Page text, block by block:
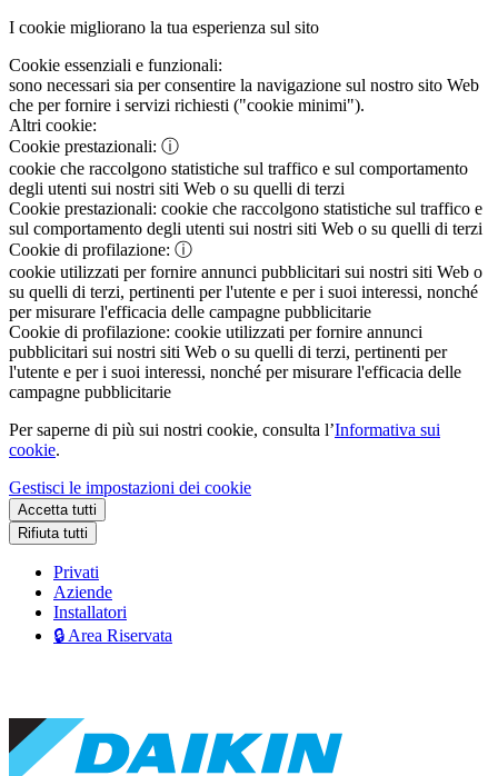
I cookie migliorano la tua esperienza sul sito
Cookie essenziali e funzionali:
sono necessari sia per consentire la navigazione sul nostro sito Web
che per fornire i servizi richiesti ("cookie minimi").
Altri cookie:
Cookie prestazionali: ⓘ
cookie che raccolgono statistiche sul traffico e sul comportamento
degli utenti sui nostri siti Web o su quelli di terzi
Cookie prestazionali: cookie che raccolgono statistiche sul traffico e
sul comportamento degli utenti sui nostri siti Web o su quelli di terzi
Cookie di profilazione: ⓘ
cookie utilizzati per fornire annunci pubblicitari sui nostri siti Web o
su quelli di terzi, pertinenti per l'utente e per i suoi interessi, nonché
per misurare l'efficacia delle campagne pubblicitarie
Cookie di profilazione: cookie utilizzati per fornire annunci
pubblicitari sui nostri siti Web o su quelli di terzi, pertinenti per
l'utente e per i suoi interessi, nonché per misurare l'efficacia delle
campagne pubblicitarie
Per saperne di più sui nostri cookie, consulta l’Informativa sui
cookie.
Gestisci le impostazioni dei cookie
Accetta tutti
Rifiuta tutti
Privati
Aziende
Installatori
🔒 Area Riservata